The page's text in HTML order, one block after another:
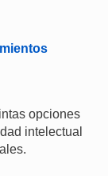
opciones
intelectual